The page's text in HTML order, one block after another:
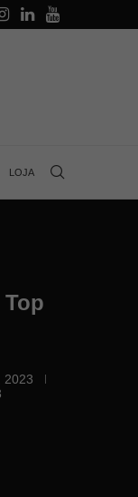
gera uma placa
LOJA
2023